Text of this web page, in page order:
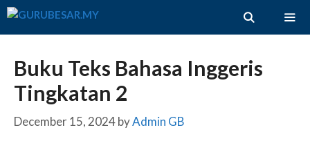
Skip
Buku Teks Bahasa Inggeris
Tingkatan 2
December 15, 2024byAdmin GB